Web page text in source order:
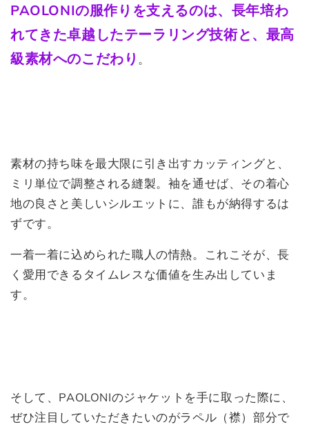
PAOLONIの服作りを支えるのは、長年培わ
れてきた卓越したテーラリング技術と、最高
級素材へのこだわり 。
素材の持ち味を最大限に引き出すカッティングと、
ミリ単位で調整される縫製。袖を通せば、その着心
地の良さと美しいシルエットに、誰もが納得するは
ずです。
一着一着に込められた職人の情熱。これこそが、長
く愛用できるタイムレスな価値を生み出していま
す。
そして、PAOLONIのジャケットを手に取った際に、
ぜひ注目していただきたいのがラペル（襟）部分で